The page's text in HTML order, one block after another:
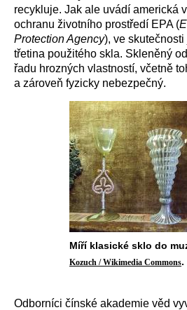
recykluje. Jak ale uvádí americká
ochranu životního prostředí EPA (
Protection Agency), ve
třetina použitého skla. Skleněný
řadu hrozných vlastností, včetně
a zároveň fyzicky nebezpečný.
Míří klasické sklo do
Kozuch / Wikimedia Commons.
Odborníci čínské akademie věd